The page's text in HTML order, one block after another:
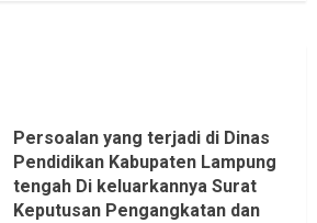
Persoalan yang terjadi di Dinas
Pendidikan Kabupaten Lampung
tengah Di keluarkannya Surat
Keputusan Pengangkatan dan